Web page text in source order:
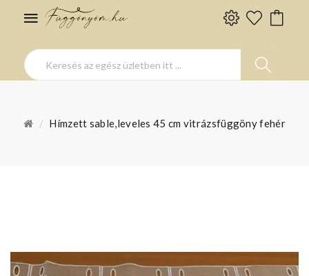
Hímzett sable,leveles 45 cm vitrázsfüggöny fehér